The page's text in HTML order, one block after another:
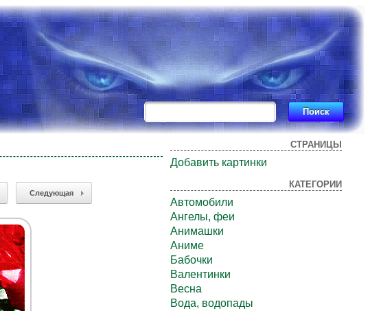
Следующая
СТРАНИЦЫ
Добавить картинки
КАТЕГОРИИ
Автомобили
Ангелы, феи
Анимашки
Аниме
Бабочки
Валентинки
Весна
Вода, водопады